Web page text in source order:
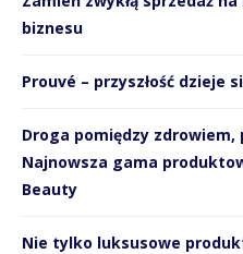
biznesu
Prouvé – przyszłość dzieje
Droga pomiędzy zdrowiem,
Najnowsza gama
Beauty
Nie tylko luksusowe